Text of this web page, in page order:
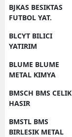
BJKAS BESIKTAS
FUTBOL YAT.
BLCYT BILICI
YATIRIM
BLUME BLUME
METAL KIMYA
BMSCH BMS CELIK
HASIR
BMSTL BMS
BIRLESIK METAL